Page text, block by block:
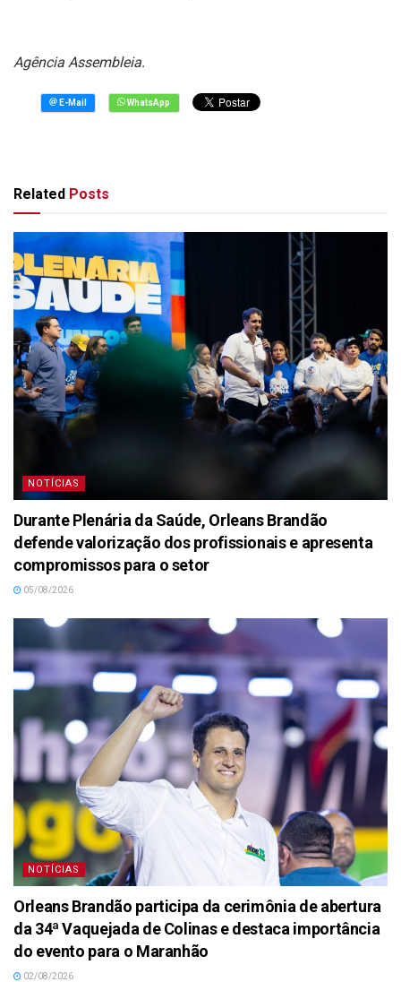
Agência Assembleia.
Related Posts
NOTÍCIAS
Durante Plenária da Saúde, Orleans Brandão
defende valorização dos profissionais e apresenta
compromissos para o setor
05/08/2026
NOTÍCIAS
Orleans Brandão participa da cerimônia de abertura
da 34ª Vaquejada de Colinas e destaca importância
do evento para o Maranhão
02/08/2026